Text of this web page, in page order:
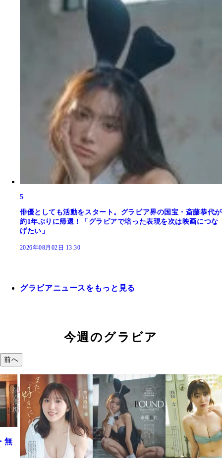
5
俳優としても活動をスタート。グラビア界の国宝・斎藤恭代が
約1年ぶりに帰還！「グラビアで培った表現を次は映画につな
げたい」
2026年08月02日 13:30
グラビアニュースをもっと見る
今週のグラビア
前へ